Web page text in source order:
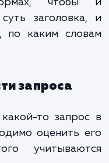
руб;
диаметр шара 33
магазине
писать
шаблона тут
из